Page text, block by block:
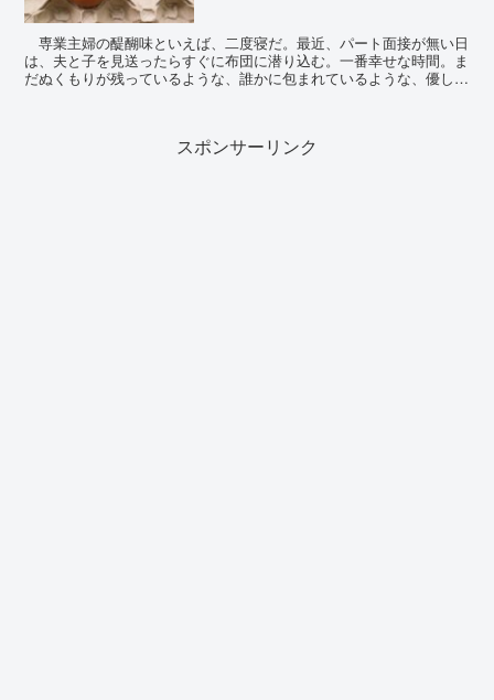
専業主婦の醍醐味といえば、二度寝だ。最近、パート面接が無い日
は、夫と子を見送ったらすぐに布団に潜り込む。一番幸せな時間。ま
だぬくもりが残っているような、誰かに包まれているような、優しい
スポンサーリンク